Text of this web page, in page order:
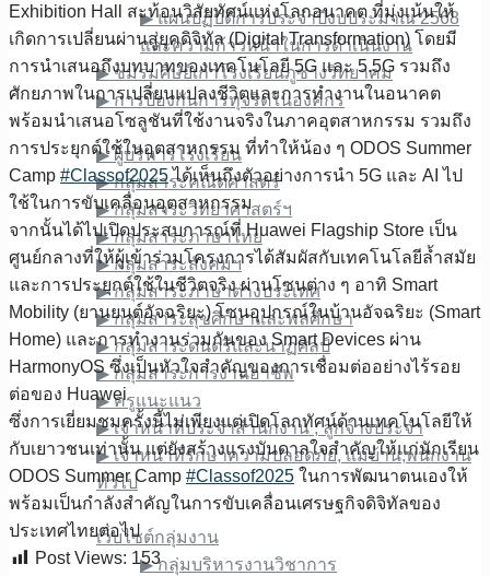
▶︎ แผนปฏิบัติการประจำปีงบประมาณ 2568
และความก้าวหน้าในการดำเนินงาน
▶︎ ชมรมศิษย์เก่าโรงเรียนภูซางวิทยาคม
▶︎ การป้องกันการทุจริตในองค์กร
ข้อมูลบุคลากร
▶︎ ผู้บริหารโรงเรียน
▶︎ กลุ่มสาระคณิตศาสตร์
▶︎ กลุ่มสาระวิทยาศาสตร์ฯ
▶︎ กลุ่มสาระภาษาไทย
▶︎ กลุ่มสาระสังคมฯ
▶︎ กลุ่มสาระภาษาต่างประเทศ
▶︎ กลุ่มสาระสุขศึกษาและพลศึกษา
▶︎ กลุ่มสาระดนตรีและนาฏศิลป์
▶︎ กลุ่มสาระการงานอาชีพ
▶︎ ครูแนะแนว
▶︎ เจ้าหน้าที่ประจำสำนักงาน , ลูกจ้างประจำ
▶︎ เจ้าหน้าที่รักษาความปลอดภัย, แม่บ้าน,พนักงาน
ทั่วไป
เว็บไซต์ภายใน
เว็บไซต์กลุ่มงาน
▶︎ กลุ่มบริหารงานวิชาการ
Exhibition Hall สะท้อนวิสัยทัศน์แห่งโลกอนาคต ที่มุ่งเน้นให้
เกิดการเปลี่ยนผ่านสู่ยุคดิจิทัล (Digital Transformation) โดยมี
การนำเสนอถึงบทบาทของเทคโนโลยี 5G และ 5.5G รวมถึง
ศักยภาพในการเปลี่ยนแปลงชีวิตและการทำงานในอนาคต
พร้อมนำเสนอโซลูชันที่ใช้งานจริงในภาคอุตสาหกรรม รวมถึง
การประยุกต์ใช้ในอุตสาหกรรม ที่ทำให้น้อง ๆ ODOS Summer
Camp #Classof2025ได้เห็นถึงตัวอย่างการนำ 5G และ AI ไป
ใช้ในการขับเคลื่อนอุตสาหกรรม
จากนั้นได้ไปเปิดประสบการณ์ที่ Huawei Flagship Store เป็น
ศูนย์กลางที่ให้ผู้เข้าร่วมโครงการได้สัมผัสกับเทคโนโลยีล้ำสมัย
และการประยุกต์ใช้ในชีวิตจริง ผ่านโซนต่าง ๆ อาทิ Smart
Mobility (ยานยนต์อัจฉริยะ) โซนอุปกรณ์ในบ้านอัจฉริยะ (Smart
Home) และการทำงานร่วมกันของ Smart Devices ผ่าน
HarmonyOS ซึ่งเป็นหัวใจสำคัญของการเชื่อมต่ออย่างไร้รอย
ต่อของ Huawei
ซึ่งการเยี่ยมชมครั้งนี้ไม่เพียงแต่เปิดโลกทัศน์ด้านเทคโนโลยีให้
กับเยาวชนเท่านั้น แต่ยังสร้างแรงบันดาลใจสำคัญให้แก่นักเรียน
ODOS Summer Camp #Classof2025 ในการพัฒนาตนเองให้
พร้อมเป็นกำลังสำคัญในการขับเคลื่อนเศรษฐกิจดิจิทัลของ
ประเทศไทยต่อไป
Post Views: 153